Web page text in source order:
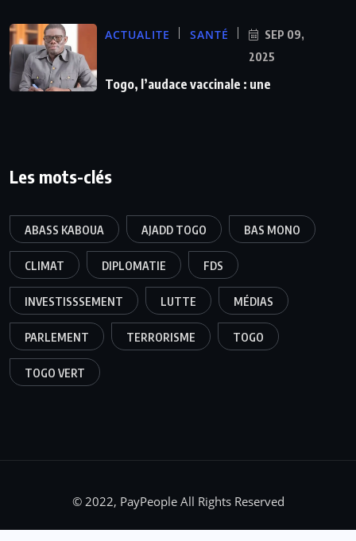
ACTUALITE SANTÉ
SEP 09,
2025
Togo, l’audace vaccinale : une
Les mots-clés
ABASS KABOUA AJADD TOGO BAS MONO
CLIMAT DIPLOMATIE FDS
INVESTISSSEMENT LUTTE MÉDIAS
PARLEMENT TERRORISME TOGO
TOGO VERT
© 2022, PayPeople All Rights Reserved